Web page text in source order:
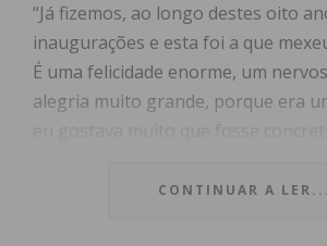
“Já fizemos, ao longo destes oito
inaugurações e esta foi a que
É uma felicidade enorme, um
alegria muito grande, porque era
Junta de Freguesia de Meixomil,
CONTINUAR A LER...